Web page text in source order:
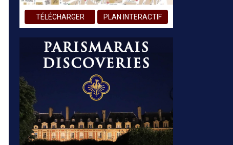
TÉLÉCHARGER PLAN INTERACTIF